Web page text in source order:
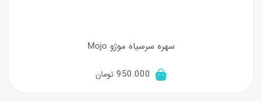
سهره سرسیاه موژو Mojo
950.000 تومان